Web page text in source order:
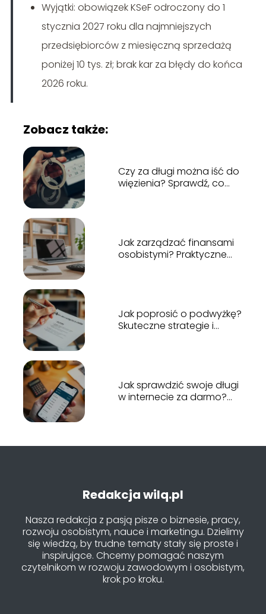
Wyjątki: obowiązek KSeF odroczony do 1
stycznia 2027 roku dla najmniejszych
przedsiębiorców z miesięczną sprzedażą
poniżej 10 tys. zł; brak kar za błędy do końca
2026 roku.
Zobacz także:
Czy za długi można iść do
więzienia? Sprawdź, co
Jak zarządzać finansami
osobistymi? Praktyczne
Jak poprosić o podwyżkę?
Skuteczne strategie i
Jak sprawdzić swoje długi
w internecie za darmo?
Redakcja wilq.pl
Nasza redakcja z pasją pisze o biznesie, pracy,
rozwoju osobistym, nauce i marketingu. Dzielimy
się wiedzą, by trudne tematy stały się proste i
inspirujące. Chcemy pomagać naszym
czytelnikom w rozwoju zawodowym i osobistym,
krok po kroku.